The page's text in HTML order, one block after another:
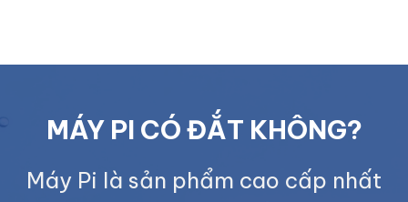
MÁY PI CÓ ĐẮT KHÔNG?
Máy Pi là sản phẩm cao cấp nhất